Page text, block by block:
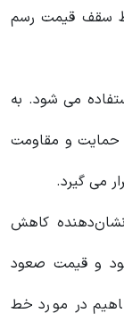
سقف قیمت رسم
می شود. به
حمایت و مقاومت
می گیرد.
کاهش
و قیمت صعود
در مورد خط